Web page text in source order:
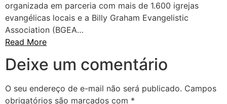
organizada em parceria com mais de 1.600 igrejas
evangélicas locais e a Billy Graham Evangelistic
Association (BGEA…
Read More
Deixe um comentário
O seu endereço de e-mail não será publicado. Campos
obrigatórios são marcados com *